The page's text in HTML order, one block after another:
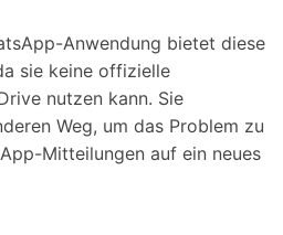
Anwendung bietet diese
sie keine offizielle
nutzen kann. Sie
Weg, um das Problem zu
Mitteilungen auf ein neues